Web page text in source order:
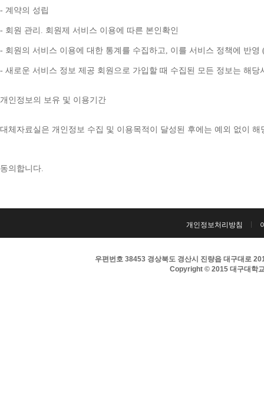
- 계약의 성립
- 회원 관리 . 회원제 서비스 이용에 따른 본인확인
- 회원의 서비스 이용에 대한 통계를 수집하고, 이를 서비스 정책에 반영
- 새로운 서비스 정보 제공 회원으로 가입할 때 수집된 모든 정보는 해
개인정보의 보유 및 이용기간
대체자료실은 개인정보 수집 및 이용목적이 달성된 후에는 예외 없이
동의합니다.
개인정보처리방침
우편번호 38453 경상북도 경산시 진량읍 대구대로
Copyright © 2015 대구대학